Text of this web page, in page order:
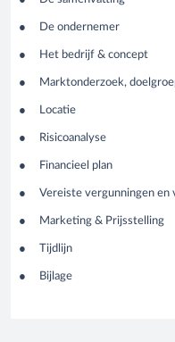
De ondernemer
Het bedrijf & concept
Marktonderzoek,
Locatie
Risicoanalyse
Financieel plan
Vereiste vergunningen en
Marketing & Prijsstelling
Tijdlijn
Bijlage